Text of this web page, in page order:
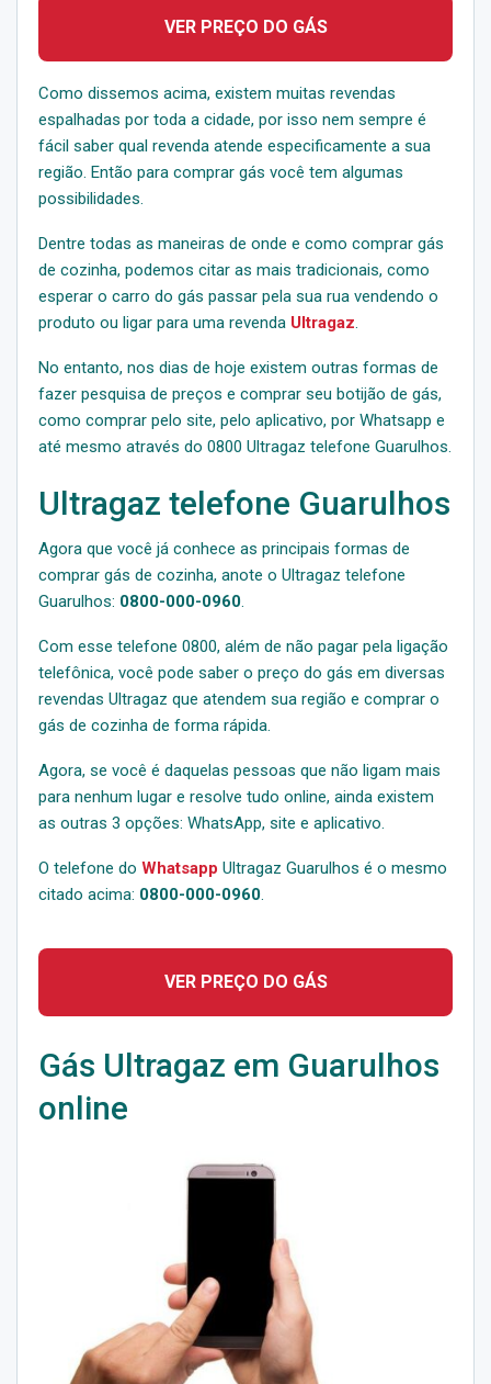
VER PREÇO DO GÁS
Como dissemos acima, existem muitas revendas
espalhadas por toda a cidade, por isso nem sempre é
fácil saber qual revenda atende especificamente a sua
região. Então para comprar gás você tem algumas
possibilidades.
Dentre todas as maneiras de onde e como comprar gás
de cozinha, podemos citar as mais tradicionais, como
esperar o carro do gás passar pela sua rua vendendo o
produto ou ligar para uma revenda Ultragaz.
No entanto, nos dias de hoje existem outras formas de
fazer pesquisa de preços e comprar seu botijão de gás,
como comprar pelo site, pelo aplicativo, por Whatsapp e
até mesmo através do 0800 Ultragaz telefone Guarulhos.
Ultragaz telefone Guarulhos
Agora que você já conhece as principais formas de
comprar gás de cozinha, anote o Ultragaz telefone
Guarulhos: 0800-000-0960.
Com esse telefone 0800, além de não pagar pela ligação
telefônica, você pode saber o preço do gás em diversas
revendas Ultragaz que atendem sua região e comprar o
gás de cozinha de forma rápida.
Agora, se você é daquelas pessoas que não ligam mais
para nenhum lugar e resolve tudo online, ainda existem
as outras 3 opções: WhatsApp, site e aplicativo.
O telefone do Whatsapp Ultragaz Guarulhos é o mesmo
citado acima: 0800-000-0960.
VER PREÇO DO GÁS
Gás Ultragaz em Guarulhos
online